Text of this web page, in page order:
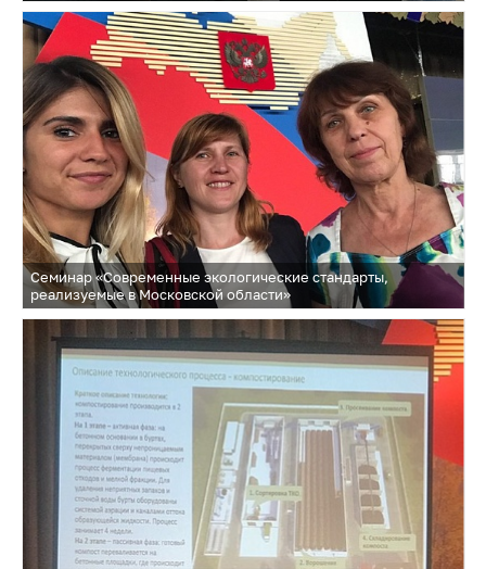
Семинар «Современные экологические стандарты,
реализуемые в Московской области»